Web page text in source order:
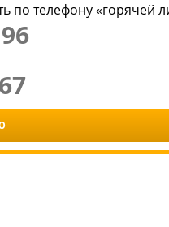
телефону «горячей